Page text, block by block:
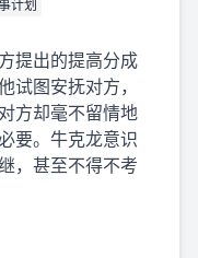
计划
提出的提高分成
试图安抚对方，
方却毫不留情地
要。牛克龙意识
，甚至不得不考